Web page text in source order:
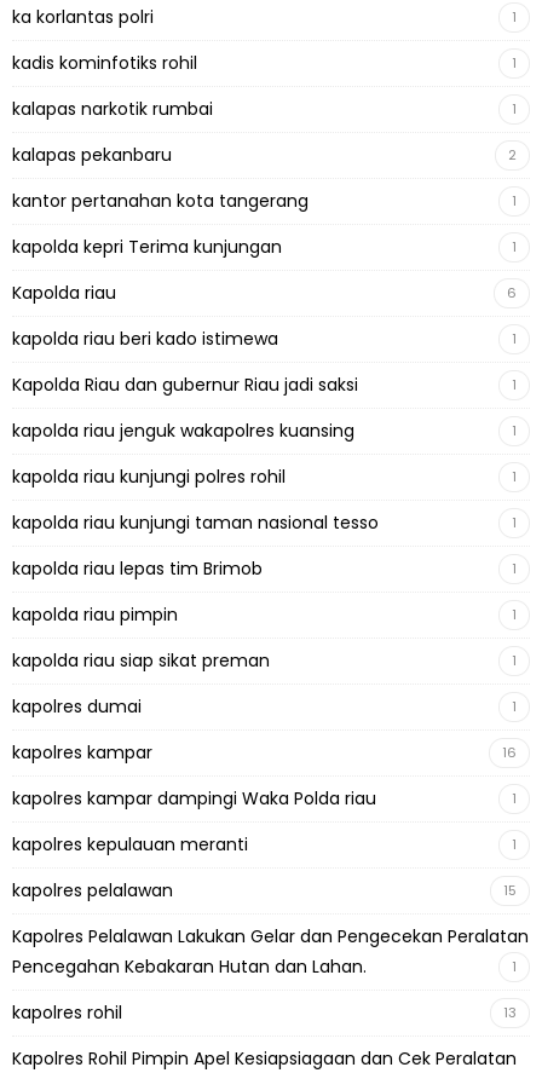
ka korlantas polri 1
kadis kominfotiks rohil 1
kalapas narkotik rumbai 1
kalapas pekanbaru 2
kantor pertanahan kota tangerang 1
kapolda kepri Terima kunjungan 1
Kapolda riau 6
kapolda riau beri kado istimewa 1
Kapolda Riau dan gubernur Riau jadi saksi 1
kapolda riau jenguk wakapolres kuansing 1
kapolda riau kunjungi polres rohil 1
kapolda riau kunjungi taman nasional tesso 1
kapolda riau lepas tim Brimob 1
kapolda riau pimpin 1
kapolda riau siap sikat preman 1
kapolres dumai 1
kapolres kampar 16
kapolres kampar dampingi Waka Polda riau 1
kapolres kepulauan meranti 1
kapolres pelalawan 15
Kapolres Pelalawan Lakukan Gelar dan Pengecekan Peralatan
Pencegahan Kebakaran Hutan dan Lahan.
1
kapolres rohil 13
Kapolres Rohil Pimpin Apel Kesiapsiagaan dan Cek Peralatan